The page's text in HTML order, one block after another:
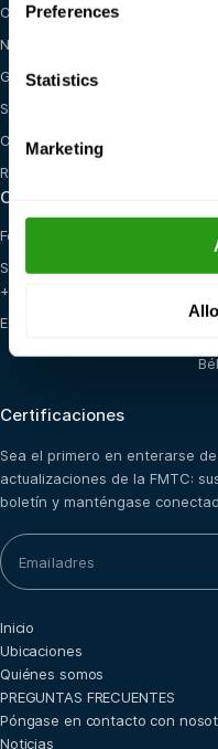
Preferences
Statistics
Marketing
OPITO
NOGEPA
GWO
STCW
OSHA
Red Cross
Opciones de formación
Formación in situ
Semipresencial (e-learning
+ prácticas)
E-learning
Certificaciones
Sea el primero en enterarse
actualizaciones de la FMTC:
boletín y manténgase
Inicio
Ubicaciones
Quiénes somos
PREGUNTAS FRECUENTES
Póngase en contacto con
Noticias